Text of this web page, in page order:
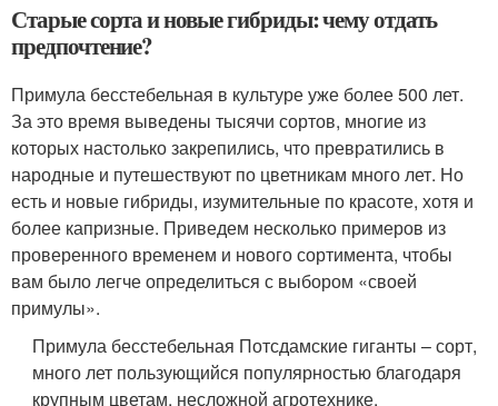
Старые сорта и новые гибриды: чему отдать
предпочтение?
Примула бесстебельная в культуре уже более 500 лет.
За это время выведены тысячи сортов, многие из
которых настолько закрепились, что превратились в
народные и путешествуют по цветникам много лет. Но
есть и новые гибриды, изумительные по красоте, хотя и
более капризные. Приведем несколько примеров из
проверенного временем и нового сортимента, чтобы
вам было легче определиться с выбором «своей
примулы».
Примула бесстебельная Потсдамские гиганты – сорт,
много лет пользующийся популярностью благодаря
крупным цветам, несложной агротехнике,